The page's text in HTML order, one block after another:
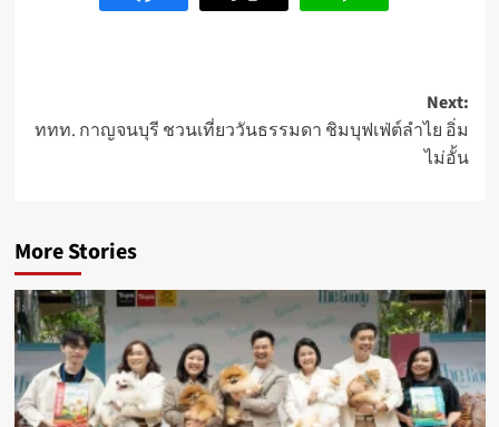
navigation
Next:
ททท. กาญจนบุรี ชวนเที่ยววันธรรมดา ชิมบุฟเฟ่ต์ลำไย อิ่ม
ไม่อั้น
More Stories